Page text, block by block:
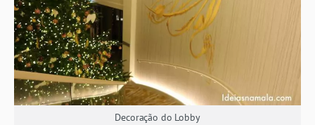
Decoração do Lobby